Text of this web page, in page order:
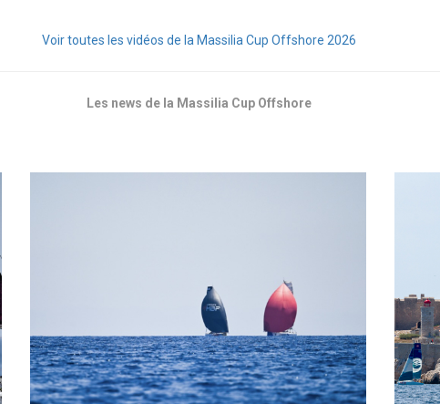
Voir toutes les vidéos de la Massilia Cup Offshore 2026
Les news de la Massilia Cup Offshore